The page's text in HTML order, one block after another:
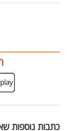
כתבות נוספות